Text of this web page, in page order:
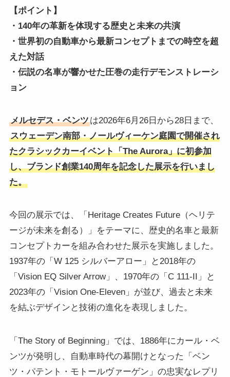
【ポイント】
・140年の革新を体現する歴史と未来の共演
・世界初の自動車から最新コンセプトまでの時空を超
えた対話
・伝説の名車が響かせた圧巻の走行デモンストレーシ
ョン
メルセデス・ベンツは2026年6月26日から28日まで、
スウェーデン南部・ノールヴィーケン庭園で開催され
たクラシックカーイベント「The Aurora」に初参加
し、ブランド創業140周年を記念した展示を行いまし
た。
今回の展示では、「Heritage Creates Future（ヘリテ
ージが未来を創る）」をテーマに、歴史的名車と最新
コンセプトカーを組み合わせた展示を実施しました。
1937年の「W 125 シルバーアロー」と2018年の
「Vision EQ Silver Arrow」、1970年の「C 111-II」と
2023年の「Vision One-Eleven」が並び、過去と未来
を結ぶデザインと技術の進化を表現しました。
「The Story of Beginning」では、1886年にカール・ベ
ンツが発明し、自動車時代の幕開けとなった「ベン
ツ・パテント・モトールヴァーゲン」の忠実なレプリ